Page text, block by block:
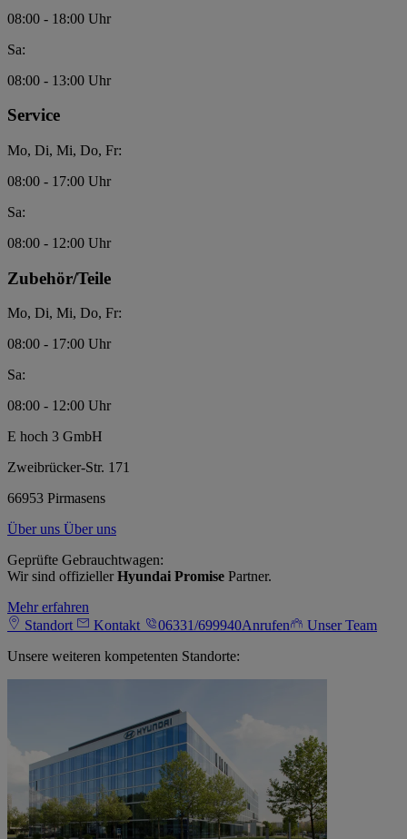
08:00 - 18:00 Uhr
Sa:
08:00 - 13:00 Uhr
Service
Mo, Di, Mi, Do, Fr:
08:00 - 17:00 Uhr
Sa:
08:00 - 12:00 Uhr
Zubehör/Teile
Mo, Di, Mi, Do, Fr:
08:00 - 17:00 Uhr
Sa:
08:00 - 12:00 Uhr
E hoch 3 GmbH
Zweibrücker-Str. 171
66953 Pirmasens
Über uns Über uns
Geprüfte Gebrauchtwagen:
Wir sind offiziellerHyundai Promise Partner.
Mehr erfahren
Standort
Kontakt 06331/699940Anrufen
Unser Team
Unsere weiteren kompetenten Standorte: